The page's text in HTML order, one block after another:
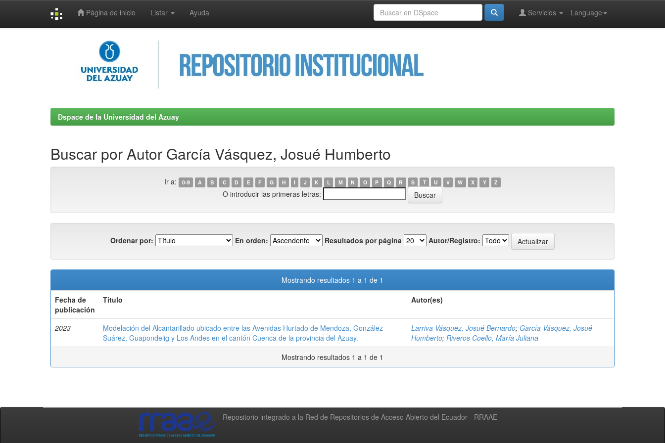
Página de inicio Listar Ayuda Language
Servicios
Dspace de la Universidad del Azuay
Buscar por Autor García Vásquez, Josué Humberto
Ir a: 0-9 A B C D E F G H I J K L M N O P Q R S T U V W X Y Z
O introducir las primeras letras:
Ordenar por: En orden: Resultados por página Autor/Registro:
Mostrando resultados 1 a 1 de 1
Fecha de
publicación
Título Autor(es)
2023
Modelación del Alcantarillado ubicado entre las Avenidas Hurtado de Mendoza, González
Suárez, Guapondelig y Los Andes en el cantón Cuenca de la provincia del Azuay.
Larriva Vásquez, Josué Bernardo; García Vásquez, Josué
Humberto; Riveros Coello, María Juliana
Mostrando resultados 1 a 1 de 1
Repositorio integrado a la Red de Repositorios de Acceso Abierto del Ecuador - RRAAE